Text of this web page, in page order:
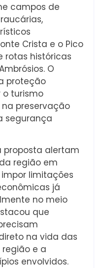
campos de
Crista e o Pico
rotas históricas
O
proteção
turismo
preservação
segurança
proposta alertam
região em
limitações
já
no meio
que
na vida das
e a
envolvidos.